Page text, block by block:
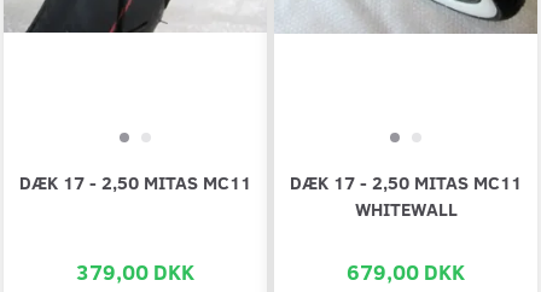
DÆK 17 - 2,50 MITAS MC11
379,00 DKK
DÆK 17 - 2,50 MITAS MC11
WHITEWALL
679,00 DKK